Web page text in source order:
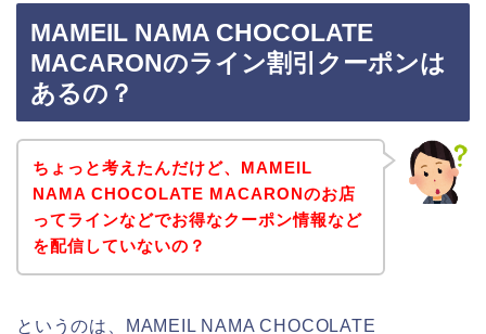
MAMEIL NAMA CHOCOLATE
MACARONのライン割引クーポンは
あるの？
ちょっと考えたんだけど、MAMEIL
NAMA CHOCOLATE MACARONのお店
ってラインなどでお得なクーポン情報など
を配信していないの？
というのは、MAMEIL NAMA CHOCOLATE